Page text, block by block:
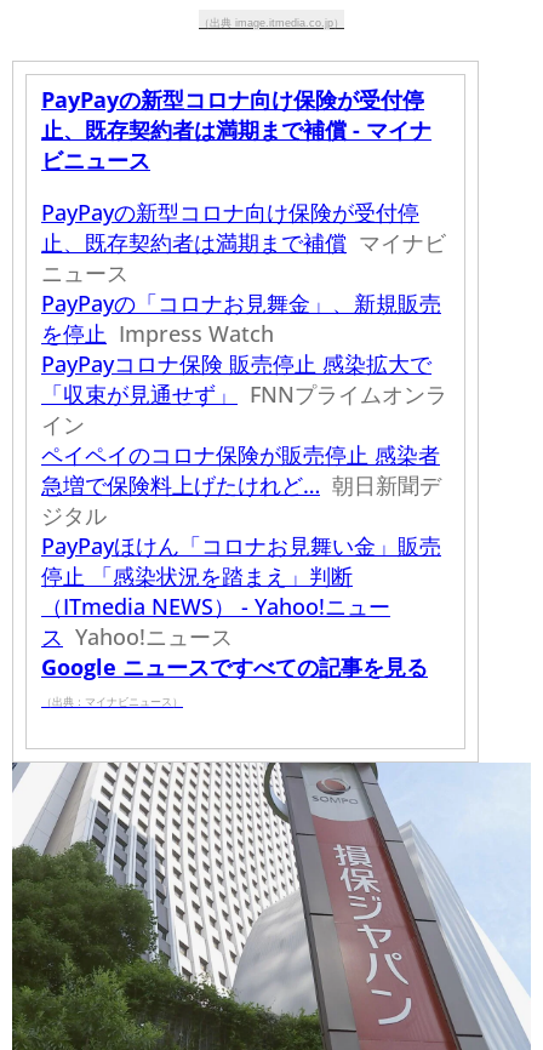
（出典 image.itmedia.co.jp）
PayPayの新型コロナ向け保険が受付停
止、既存契約者は満期まで補償 - マイナ
ビニュース
PayPayの新型コロナ向け保険が受付停
止、既存契約者は満期まで補償 マイナビ
ニュース
PayPayの「コロナお見舞金」、新規販売
を停止 Impress Watch
PayPayコロナ保険 販売停止 感染拡大で
「収束が見通せず」
FNNプライムオンラ
イン
ペイペイのコロナ保険が販売停止 感染者
急増で保険料上げたけれど… 朝日新聞デ
ジタル
PayPayほけん「コロナお見舞い金」販売
停止 「感染状況を踏まえ」判断
（ITmedia NEWS） - Yahoo!ニュー
ス Yahoo!ニュース
Google ニュースですべての記事を見る
（出典：マイナビニュース）